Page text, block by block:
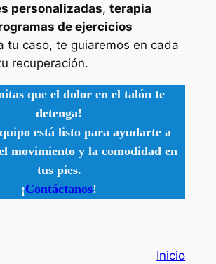
personalizadas, terapia
de ejercicios
tu caso, te guiaremos en cada
recuperación.
que el dolor en el talón te
detenga!
está listo para ayudarte a
movimiento y la comodidad en
tus pies.
¡Contáctanos!
Inicio